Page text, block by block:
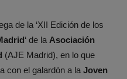
de la ‘XII Edición de los
‘ de la Asociación
(AJE Madrid), en lo que
con el galardón a la Joven